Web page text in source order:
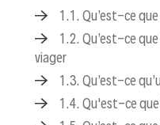
1.1. Qu’est-ce
1.2. Qu’est-ce
viager
1.3. Qu’est-ce
1.4. Qu'est-ce